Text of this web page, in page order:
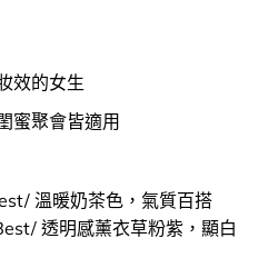
效的女生
蜜聚會皆適用
溫暖奶茶色，氣質百搭
透明感薰衣草粉紫，顯白